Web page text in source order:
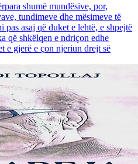
shumë mundësive, por,
tundimeve dhe mësimeve të
asaj që duket e lehtë, e shpejtë
që shkëlqen e ndriçon edhe
e gjerë e çon njeriun drejt së